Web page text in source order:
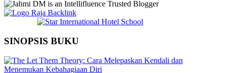
SINOPSIS BUKU